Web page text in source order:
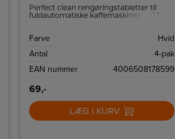
Perfect clean rengøringstabletter til
fuldautomatiske kaffemaskiner. pakke
Farve
Hvid
Antal
4-pak
EAN nummer
4006508178599
69,-
LÆG I KURV